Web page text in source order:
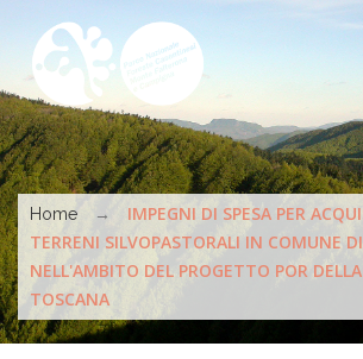
Tu sei qui
Home →
IMPEGNI DI SPESA PER
TERRENI SILVOPASTORALI IN COMUNE
NELL'AMBITO DEL PROGETTO POR
TOSCANA